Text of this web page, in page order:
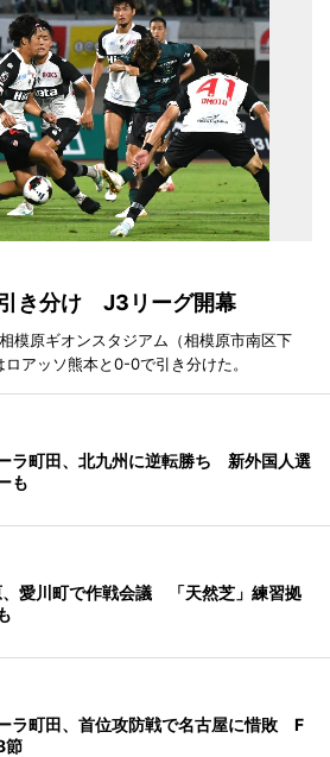
き分け J3リーグ開幕
模原ギオンスタジアム（相模原市南区下
アッソ熊本と0-0で引き分けた。
ラ町田、北九州に逆転勝ち 新外国人選
も
愛川町で作戦会議 「天然芝」練習拠
ラ町田、首位攻防戦で名古屋に惜敗 F
節